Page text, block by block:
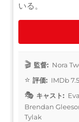
いる。
監督: Nora
評価: IMDb 7.5
キャスト:
Brendan
Tylak